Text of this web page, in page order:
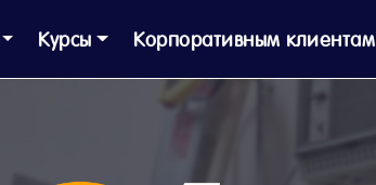
Курсы Корпоративным клиентам